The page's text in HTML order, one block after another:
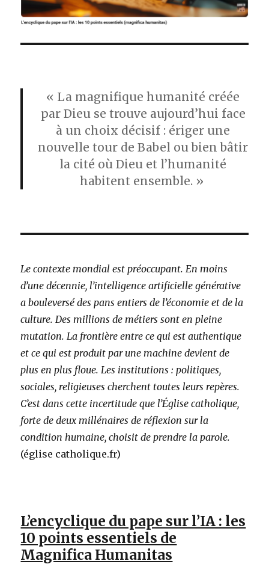
« La magnifique humanité créée
par Dieu se trouve aujourd’hui face
à un choix décisif : ériger une
nouvelle tour de Babel ou bien bâtir
la cité où Dieu et l’humanité
habitent ensemble. »
Le contexte mondial est préoccupant. En moins
d’une décennie, l’intelligence artificielle générative
a bouleversé des pans entiers de l’économie et de la
culture. Des millions de métiers sont en pleine
mutation. La frontière entre ce qui est authentique
et ce qui est produit par une machine devient de
plus en plus floue. Les institutions : politiques,
sociales, religieuses cherchent toutes leurs repères.
C’est dans cette incertitude que l’Église catholique,
forte de deux millénaires de réflexion sur la
condition humaine, choisit de prendre la parole.
(église catholique.fr)
L’encyclique du pape sur l’IA : les
10 points essentiels de
Magnifica Humanitas